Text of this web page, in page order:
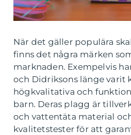
När det gäller populära
finns det några märken
marknaden. Exempelvis
och Didriksons länge varit
högkvalitativa och
barn. Deras plagg är
och vattentäta material
kvalitetstester för att